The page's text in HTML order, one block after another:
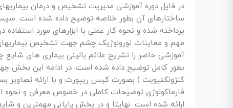
در فایل دوره آموزشی مدیریت تشخیص و درمان
ساختارهای آن بطور خلاصه توضیح داده شده است.
پرداخته شده و نحوه کار عملی با ابزارهای مورد
مهم و معاینات نورولوژیک چشم جهت تشخیص
آموزشی حاضر را تشریح علائم بالینی بیماری های شایع
بطور کامل توضیح داده شده است. در ادامه این بخش
کنژونکتیویت ) بصورت کیس ریپورت و با ارائه تصاویر
فارماکولوژی توضیحات کاملی در خصوص معرفی و نحوه
ارائه شده است. نهایتا و در بخش پایانی مهمترین و